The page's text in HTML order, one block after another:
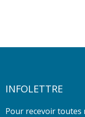
INFOLETTRE
Pour recevoir toutes